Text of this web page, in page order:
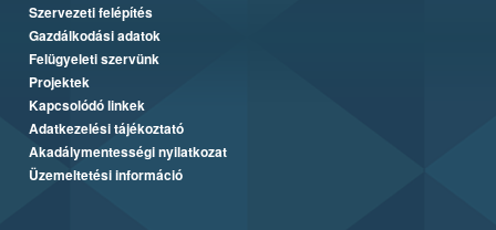
Szervezeti felépítés
Gazdálkodási adatok
Felügyeleti szervünk
Projektek
Kapcsolódó linkek
Adatkezelési tájékoztató
Akadálymentességi nyilatkozat
Üzemeltetési információ